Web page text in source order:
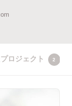
ロジェクト 2